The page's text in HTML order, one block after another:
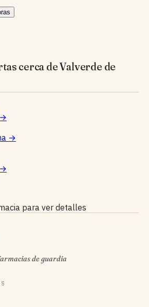
cerca de Valverde de
→
→
→
para ver detalles
de guardia